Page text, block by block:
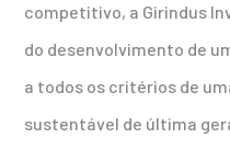
competitivo, a Girindus
do desenvolvimento de
a todos os critérios de
sustentável de última